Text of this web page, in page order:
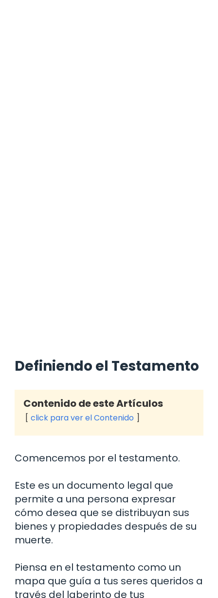
Definiendo el Testamento
Contenido de este Artículos
click para ver el Contenido
Comencemos por el testamento.
Este es un documento legal que
permite a una persona expresar
cómo desea que se distribuyan sus
bienes y propiedades después de su
muerte.
Piensa en el testamento como un
mapa que guía a tus seres queridos a
través del laberinto de tus